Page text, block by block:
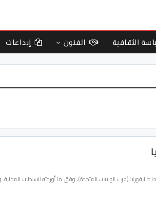
الثقافية الفنون إبداعات
(غرب الولايات المتحدة)، وفق ما أوردته السلطات